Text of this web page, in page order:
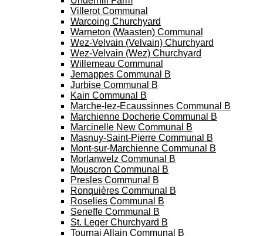
Villerot Communal
Warcoing Churchyard
Warneton (Waasten) Communal
Wez-Velvain (Velvain) Churchyard
Wez-Velvain (Wez) Churchyard
Willemeau Communal
Jemappes Communal B
Jurbise Communal B
Kain Communal B
Marche-lez-Ecaussinnes Communal B
Marchienne Docherie Communal B
Marcinelle New Communal B
Masnuy-Saint-Pierre Communal B
Mont-sur-Marchienne Communal B
Morlanwelz Communal B
Mouscron Communal B
Presles Communal B
Ronquières Communal B
Roselies Communal B
Seneffe Communal B
St. Leger Churchyard B
Tournai Allain Communal B